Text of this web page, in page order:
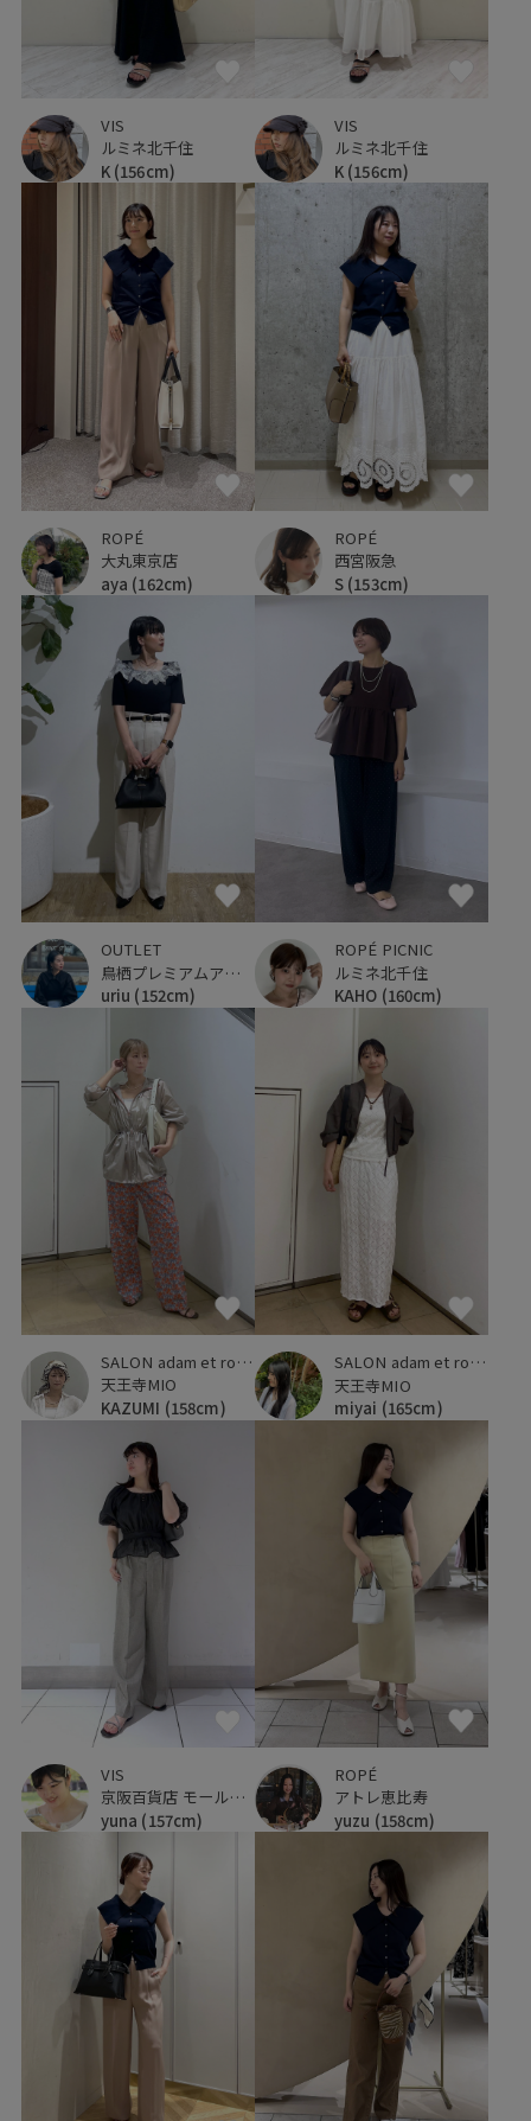
VIS
ルミネ北千住
K (156cm)
VIS
ルミネ北千住
K (156cm)
ROPÉ
大丸東京店
aya (162cm)
ROPÉ
西宮阪急
S (153cm)
OUTLET
鳥栖プレミアムアウトレット
uriu (152cm)
ROPÉ PICNIC
ルミネ北千住
KAHO (160cm)
SALON adam et ropé
天王寺MIO
KAZUMI (158cm)
SALON adam et ropé
天王寺MIO
miyai (165cm)
VIS
京阪百貨店 モール京橋店
yuna (157cm)
ROPÉ
アトレ恵比寿
yuzu (158cm)